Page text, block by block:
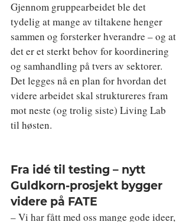
Gjennom gruppearbeidet ble det
tydelig at mange av tiltakene henger
sammen og forsterker hverandre – og at
det er et sterkt behov for koordinering
og samhandling på tvers av sektorer.
Det legges nå en plan for hvordan det
videre arbeidet skal struktureres fram
mot neste (og trolig siste) Living Lab
til høsten.
Fra idé til testing – nytt
Guldkorn-prosjekt bygger
videre på FATE
– Vi har fått med oss mange gode ideer,